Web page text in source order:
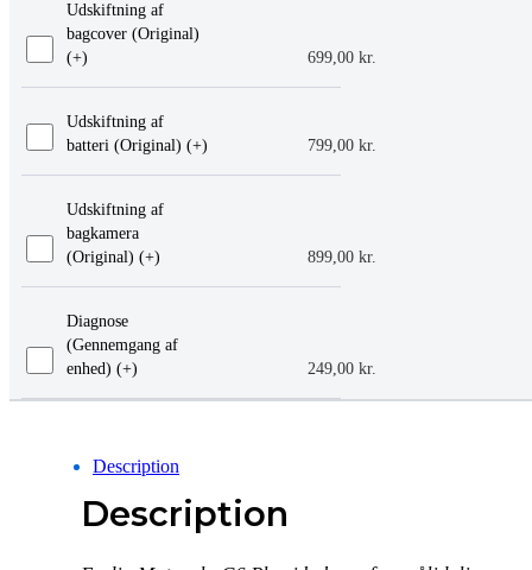
Udskiftning af
bagcover (Original)
(+
699,00 kr.
)
Udskiftning af
batteri (Original) (+
799,00 kr.
)
Udskiftning af
bagkamera
(Original) (+
899,00 kr.
)
Diagnose
(Gennemgang af
enhed) (+
249,00 kr.
)
Description
Description